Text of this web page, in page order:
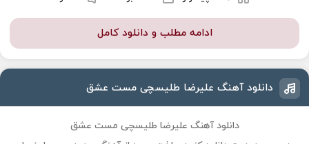
ادامه مطلب و دانلود کامل
دانلود آهنگ علیرضا طلیسچی مست عشق
دانلود آهنگ علیرضا طلیسچی مست عشق